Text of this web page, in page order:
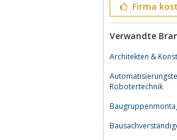
Firma
Verwandte
Architekten &
Robotertechnik